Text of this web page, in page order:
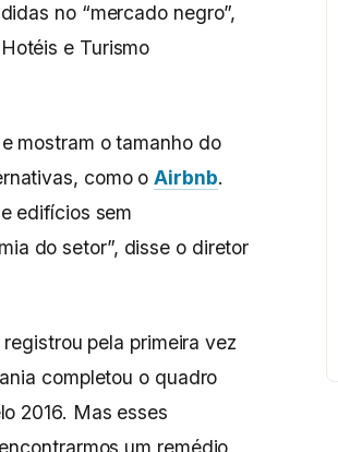
no “mercado negro”,
e Turismo
mostram o tamanho do
como oAirbnb.
edifícios sem
do setor”, disse o diretor
pela primeira vez
completou o quadro
2016. Mas esses
um remédio